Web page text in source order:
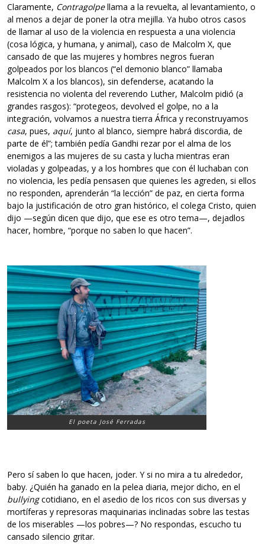
Claramente, Contragolpellama a la revuelta, al levantamiento, o
al menos a dejar de poner la otra mejilla. Ya hubo otros casos
de llamar al uso de la violencia en respuesta a una violencia
(cosa lógica, y humana, y animal), caso de Malcolm X, que
cansado de que las mujeres y hombres negros fueran
golpeados por los blancos (“el demonio blanco” llamaba
Malcolm X a los blancos), sin defenderse, acatando la
resistencia no violenta del reverendo Luther, Malcolm pidió (a
grandes rasgos): “protegeos, devolved el golpe, no a la
integración, volvamos a nuestra tierra África y reconstruyamos
casa, pues, aquí, junto al blanco, siempre habrá discordia, de
parte de él”; también pedía Gandhi rezar por el alma de los
enemigos a las mujeres de su casta y lucha mientras eran
violadas y golpeadas, y a los hombres que con él luchaban con
no violencia, les pedía pensasen que quienes les agreden, si ellos
no responden, aprenderán “la lección” de paz, en cierta forma
bajo la justificación de otro gran histórico, el colega Cristo, quien
dijo —según dicen que dijo, que ese es otro tema—, dejadlos
hacer, hombre, “porque no saben lo que hacen”.
El poeta José Ferradas
Pero sí saben lo que hacen, joder. Y si no mira a tu alrededor,
baby. ¿Quién ha ganado en la pelea diaria, mejor dicho, en el
bullyingcotidiano, en el asedio de los ricos con sus diversas y
mortíferas y represoras maquinarias inclinadas sobre las testas
de los miserables —los pobres—? No respondas, escucho tu
cansado silencio gritar.